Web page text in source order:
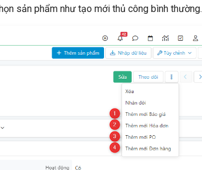
sản phẩm như tạo mới thủ công bình thường.